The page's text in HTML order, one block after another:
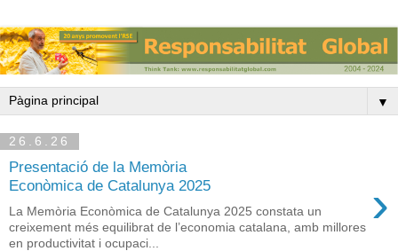
▼
26.6.26
Presentació de la Memòria
Econòmica de Catalunya 2025
›
La Memòria Econòmica de Catalunya 2025 constata un
creixement més equilibrat de l’economia catalana, amb millores
en productivitat i ocupaci...